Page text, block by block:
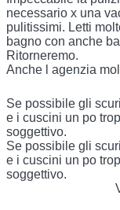
necessario x una
pulitissimi. Letti
bagno con anche
Ritorneremo.
Anche l agenzia
Se possibile gli
e i cuscini un po
soggettivo.
Se possibile gli
e i cuscini un po
soggettivo.